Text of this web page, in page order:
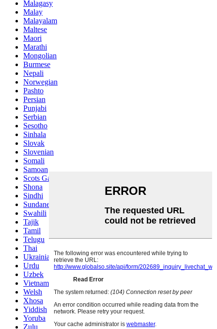
Malagasy
Malay
Malayalam
Maltese
Maori
Marathi
Mongolian
Burmese
Nepali
Norwegian
Pashto
Persian
Punjabi
Serbian
Sesotho
Sinhala
Slovak
Slovenian
Somali
Samoan
Scots Gaelic
Shona
Sindhi
Sundanese
Swahili
Tajik
Tamil
Telugu
Thai
Ukrainian
Urdu
Uzbek
Vietnamese
Welsh
Xhosa
Yiddish
Yoruba
Zulu